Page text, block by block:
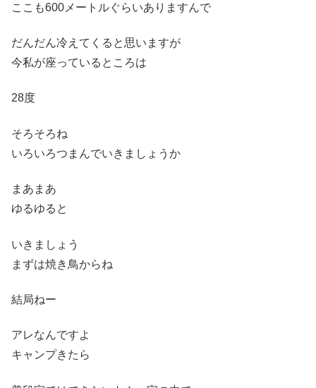
ここも600メートルぐらいありますんで
だんだん冷えてくると思いますが
今私が座っているところは
28度
そろそろね
いろいろつまんでいきましょうか
まあまあ
ゆるゆると
いきましょう
まずは焼き鳥からね
結局ねー
アレなんですよ
キャンプきたら